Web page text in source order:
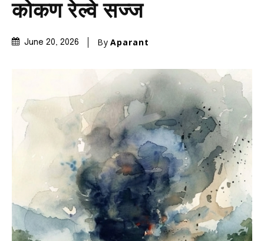
कोकण रेल्वे सज्ज
June 20, 2026 By Aparant